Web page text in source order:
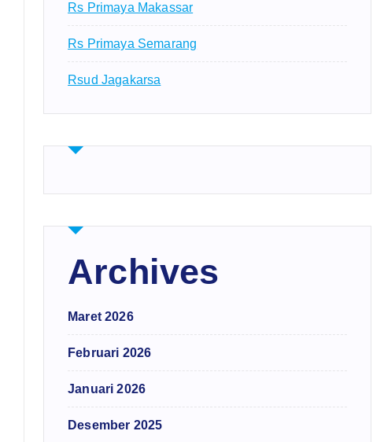
Rs Primaya Makassar
Rs Primaya Semarang
Rsud Jagakarsa
Archives
Maret 2026
Februari 2026
Januari 2026
Desember 2025